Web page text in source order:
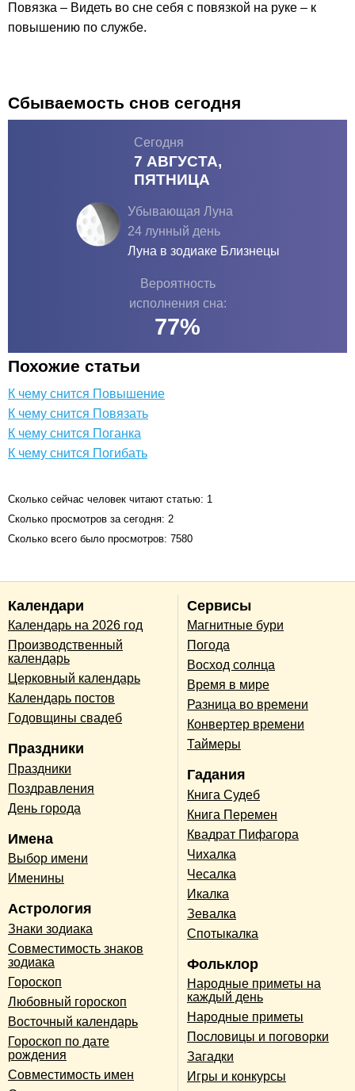
Повязка – Видеть во сне себя с повязкой на руке – к
повышению по службе.
Сбываемость снов сегодня
Сегодня
7 АВГУСТА,
ПЯТНИЦА
Убывающая Луна
24 лунный день
Луна в зодиаке Близнецы
Вероятность
исполнения сна:
77%
Похожие статьи
К чему снится Повышение
К чему снится Повязать
К чему снится Поганка
К чему снится Погибать
Сколько сейчас человек читают статью: 1
Сколько просмотров за сегодня: 2
Сколько всего было просмотров: 7580
Календари
Календарь на 2026 год
Производственный
календарь
Церковный календарь
Календарь постов
Годовщины свадеб
Праздники
Праздники
Поздравления
День города
Имена
Выбор имени
Именины
Астрология
Знаки зодиака
Совместимость знаков
зодиака
Гороскоп
Любовный гороскоп
Восточный календарь
Гороскоп по дате
рождения
Совместимость имен
Сервисы
Магнитные бури
Погода
Восход солнца
Время в мире
Разница во времени
Конвертер времени
Таймеры
Гадания
Книга Судеб
Книга Перемен
Квадрат Пифагора
Чихалка
Чесалка
Икалка
Зевалка
Спотыкалка
Фольклор
Народные приметы на
каждый день
Народные приметы
Пословицы и поговорки
Загадки
Игры и конкурсы